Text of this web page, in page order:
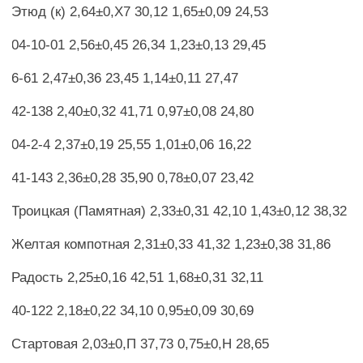
Этюд (к) 2,64±0,Х7 30,12 1,65±0,09 24,53
04-10-01 2,56±0,45 26,34 1,23±0,13 29,45
6-61 2,47±0,36 23,45 1,14±0,11 27,47
42-138 2,40±0,32 41,71 0,97±0,08 24,80
04-2-4 2,37±0,19 25,55 1,01±0,06 16,22
41-143 2,36±0,28 35,90 0,78±0,07 23,42
Троицкая (Памятная) 2,33±0,31 42,10 1,43±0,12 38,32
Желтая компотная 2,31±0,33 41,32 1,23±0,38 31,86
Радость 2,25±0,16 42,51 1,68±0,31 32,11
40-122 2,18±0,22 34,10 0,95±0,09 30,69
Стартовая 2,03±0,П 37,73 0,75±0,Н 28,65